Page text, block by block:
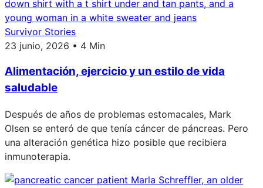
Survivor Stories
23 junio, 2026 • 4 Min
Alimentación, ejercicio y un estilo de vida
saludable
Después de años de problemas estomacales, Mark
Olsen se enteró de que tenía cáncer de páncreas. Pero
una alteración genética hizo posible que recibiera
inmunoterapia.